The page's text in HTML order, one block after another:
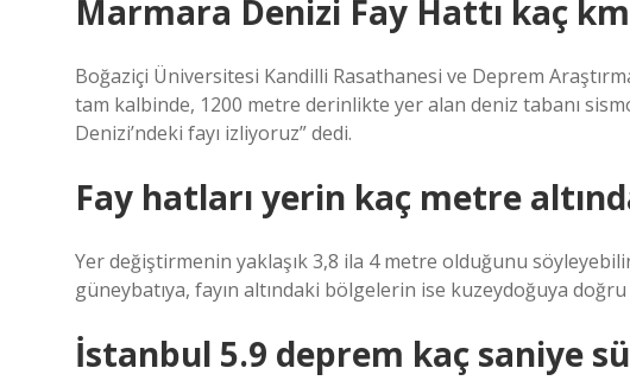
Marmara Denizi Fay Hattı kaç
Boğaziçi Üniversitesi Kandilli Rasathanesi ve Deprem
tam kalbinde, 1200 metre derinlikte yer alan deniz tabanı
Denizi’ndeki fayı izliyoruz” dedi.
Fay hatları yerin kaç metre
Yer değiştirmenin yaklaşık 3,8 ila 4 metre olduğunu
güneybatıya, fayın altındaki bölgelerin ise kuzeydoğuya
İstanbul 5.9 deprem kaç saniye